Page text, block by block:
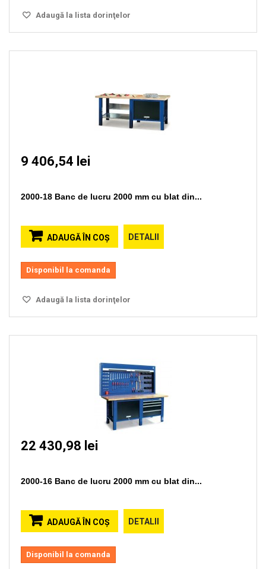
Adaugă la lista dorinţelor
9 406,54 lei
2000-18 Banc de lucru 2000 mm cu blat din...
ADAUGĂ ÎN COŞ DETALII
Disponibil la comanda
Adaugă la lista dorinţelor
22 430,98 lei
2000-16 Banc de lucru 2000 mm cu blat din...
ADAUGĂ ÎN COŞ DETALII
Disponibil la comanda